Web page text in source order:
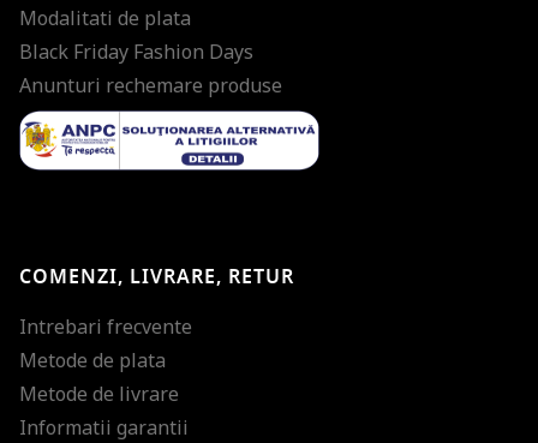
Modalitati de plata
Black Friday Fashion Days
Anunturi rechemare produse
COMENZI, LIVRARE, RETUR
Intrebari frecvente
Metode de plata
Metode de livrare
Informatii garantii